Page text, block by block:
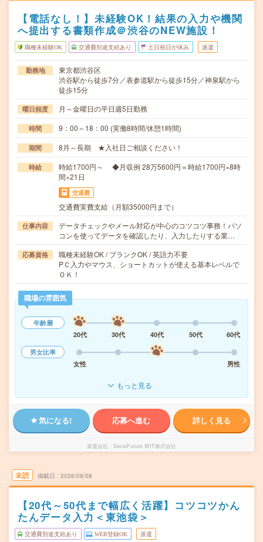
【電話なし！】未経験OK！結果の入力や機関
へ提出する書類作成＠渋谷のNEW施設！
職種未経験OK 交通費別途支給あり 土日祝日が休み 派遣
勤務地
東京都渋谷区
渋谷駅から徒歩7分／表参道駅から徒歩15分／神泉駅から
徒歩15分
曜日頻度 月～金曜日の平日週5日勤務
時間 9：00～18：00 (実働8時間/休憩1時間)
期間 8月～長期 ★入社日ご相談ください！
時給
時給1700円～ ◆月収例 28万5600円＝時給1700円×8時
間×21日
交通費
交通費実費支給（月額35000円まで）
仕事内容
データチェックやメール対応が中心のコツコツ事務！パソ
コンを使ってデータを確認したり、入力したりする業…
応募資格
職種未経験OK / ブランクOK / 英語力不要
PＣ入力やマウス、ショートカットが使える基本レベルで
ＯＫ！
職場の雰囲気
年齢層
20代
30代 40代 50代
60代
男女比率
女性
男性
もっと見る
気になる! 応募へ進む 詳しく見る
派遣会社 SocioFuture WIT株式会社
未読 掲載日 2026/08/08
【20代～50代まで幅広く活躍】コツコツかん
たんデータ入力＜東池袋＞
交通費別途支給あり WEB登録OK 派遣